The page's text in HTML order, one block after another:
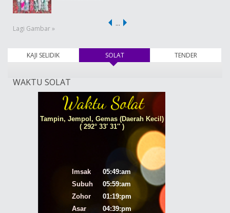
Lagi Gambar »
…
KAJI SELIDIK SOLAT(tab aktif) TENDER
WAKTU SOLAT